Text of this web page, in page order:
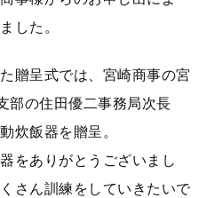
した。
贈呈式では、 宮崎商事の宮
部の住田優二事務局次長
炊飯器を贈呈。
をありがとうございまし
さん訓練をしていきたいで